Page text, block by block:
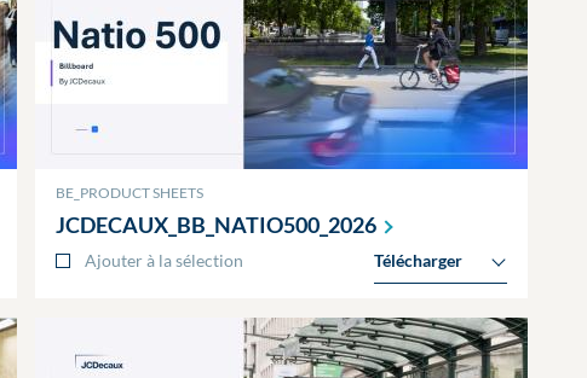
BE_PRODUCT SHEETS
JCDECAUX_BB_NATIO500_2026
Ajouter à la sélection Télécharger